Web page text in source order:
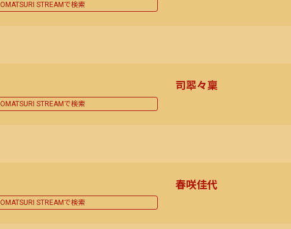
OMATSURI STREAMで検索
OMATSURI STREAMで検索
司翆々稟
OMATSURI STREAMで検索
春咲佳代